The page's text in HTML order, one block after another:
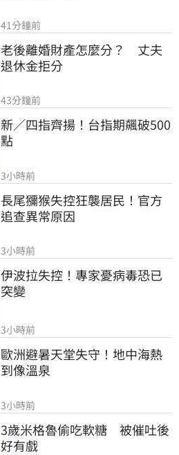
41分鐘前
老後離婚財產怎麼分？　丈夫
退休金拒分
43分鐘前
新／四指齊揚！台指期飆破500
點
3小時前
長尾獼猴失控狂襲居民！官方
追查異常原因
3小時前
伊波拉失控！專家憂病毒恐已
突變
3小時前
歐洲避暑天堂失守！地中海熱
到像溫泉
3小時前
3歲米格魯偷吃軟糖　被催吐後
好有戲